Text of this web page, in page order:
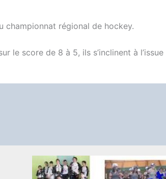
championnat régional de hockey.
le score de 8 à 5, ils s’inclinent à